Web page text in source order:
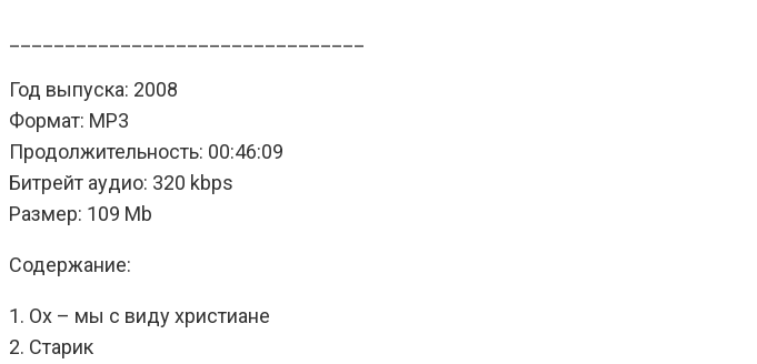
Год выпуска: 2008
Формат: MP3
Продолжительность: 00:46:09
Битрейт аудио: 320 kbps
Размер: 109 Mb
Содержание:
1. Ох – мы с виду христиане
2. Старик